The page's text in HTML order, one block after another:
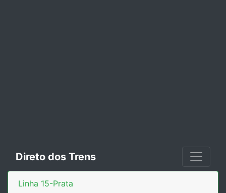
Direto dos Trens
Linha 15-Prata